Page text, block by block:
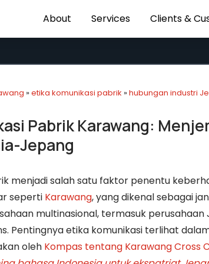
About Services Clients &
»etika komunikasi pabrik »hubungan industri
Pabrik Karawang:
Jepang
menjadi salah satu faktor penentu
seperti Karawang, yang dikenal sebagai
multinasional, termasuk perusahaan
Pentingnya etika komunikasi terlihat
oleh Kompas tentang Karawang Cross